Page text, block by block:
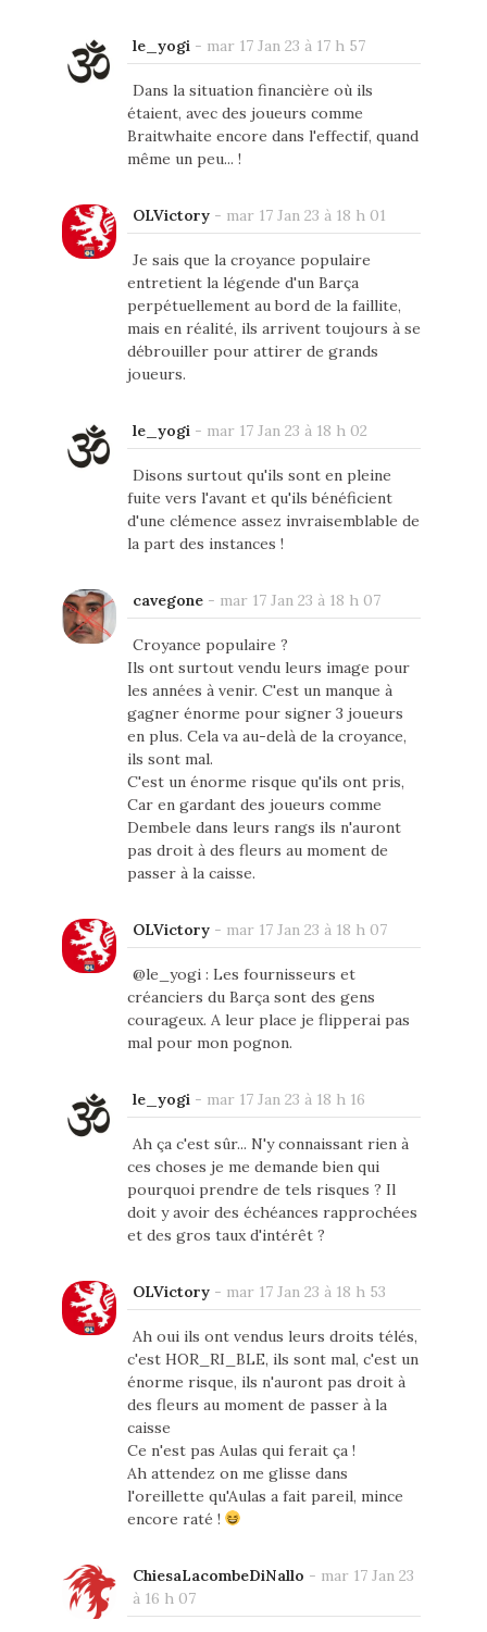
le_yogi- mar 17 Jan 23 à 17 h 57
Dans la situation financière où ils
étaient, avec des joueurs comme
Braitwhaite encore dans l'effectif, quand
même un peu... !
OLVictory- mar 17 Jan 23 à 18 h 01
Je sais que la croyance populaire
entretient la légende d'un Barça
perpétuellement au bord de la faillite,
mais en réalité, ils arrivent toujours à se
débrouiller pour attirer de grands
joueurs.
le_yogi- mar 17 Jan 23 à 18 h 02
Disons surtout qu'ils sont en pleine
fuite vers l'avant et qu'ils bénéficient
d'une clémence assez invraisemblable de
la part des instances !
cavegone- mar 17 Jan 23 à 18 h 07
Croyance populaire ?
Ils ont surtout vendu leurs image pour
les années à venir. C'est un manque à
gagner énorme pour signer 3 joueurs
en plus. Cela va au-delà de la croyance,
ils sont mal.
C'est un énorme risque qu'ils ont pris,
Car en gardant des joueurs comme
Dembele dans leurs rangs ils n'auront
pas droit à des fleurs au moment de
passer à la caisse.
OLVictory- mar 17 Jan 23 à 18 h 07
@le_yogi : Les fournisseurs et
créanciers du Barça sont des gens
courageux. A leur place je flipperai pas
mal pour mon pognon.
le_yogi- mar 17 Jan 23 à 18 h 16
Ah ça c'est sûr... N'y connaissant rien à
ces choses je me demande bien qui
pourquoi prendre de tels risques ? Il
doit y avoir des échéances rapprochées
et des gros taux d'intérêt ?
OLVictory- mar 17 Jan 23 à 18 h 53
Ah oui ils ont vendus leurs droits télés,
c'est HOR_RI_BLE, ils sont mal, c'est un
énorme risque, ils n'auront pas droit à
des fleurs au moment de passer à la
caisse
Ce n'est pas Aulas qui ferait ça !
Ah attendez on me glisse dans
l'oreillette qu'Aulas a fait pareil, mince
encore raté !
ChiesaLacombeDiNallo - mar 17 Jan 23
à 16 h 07